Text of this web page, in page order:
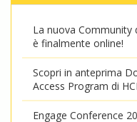
La nuova Community
è finalmente online!
Scopri in anteprima
Access Program di HCL
Engage Conference